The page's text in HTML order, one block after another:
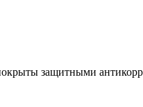
защитными